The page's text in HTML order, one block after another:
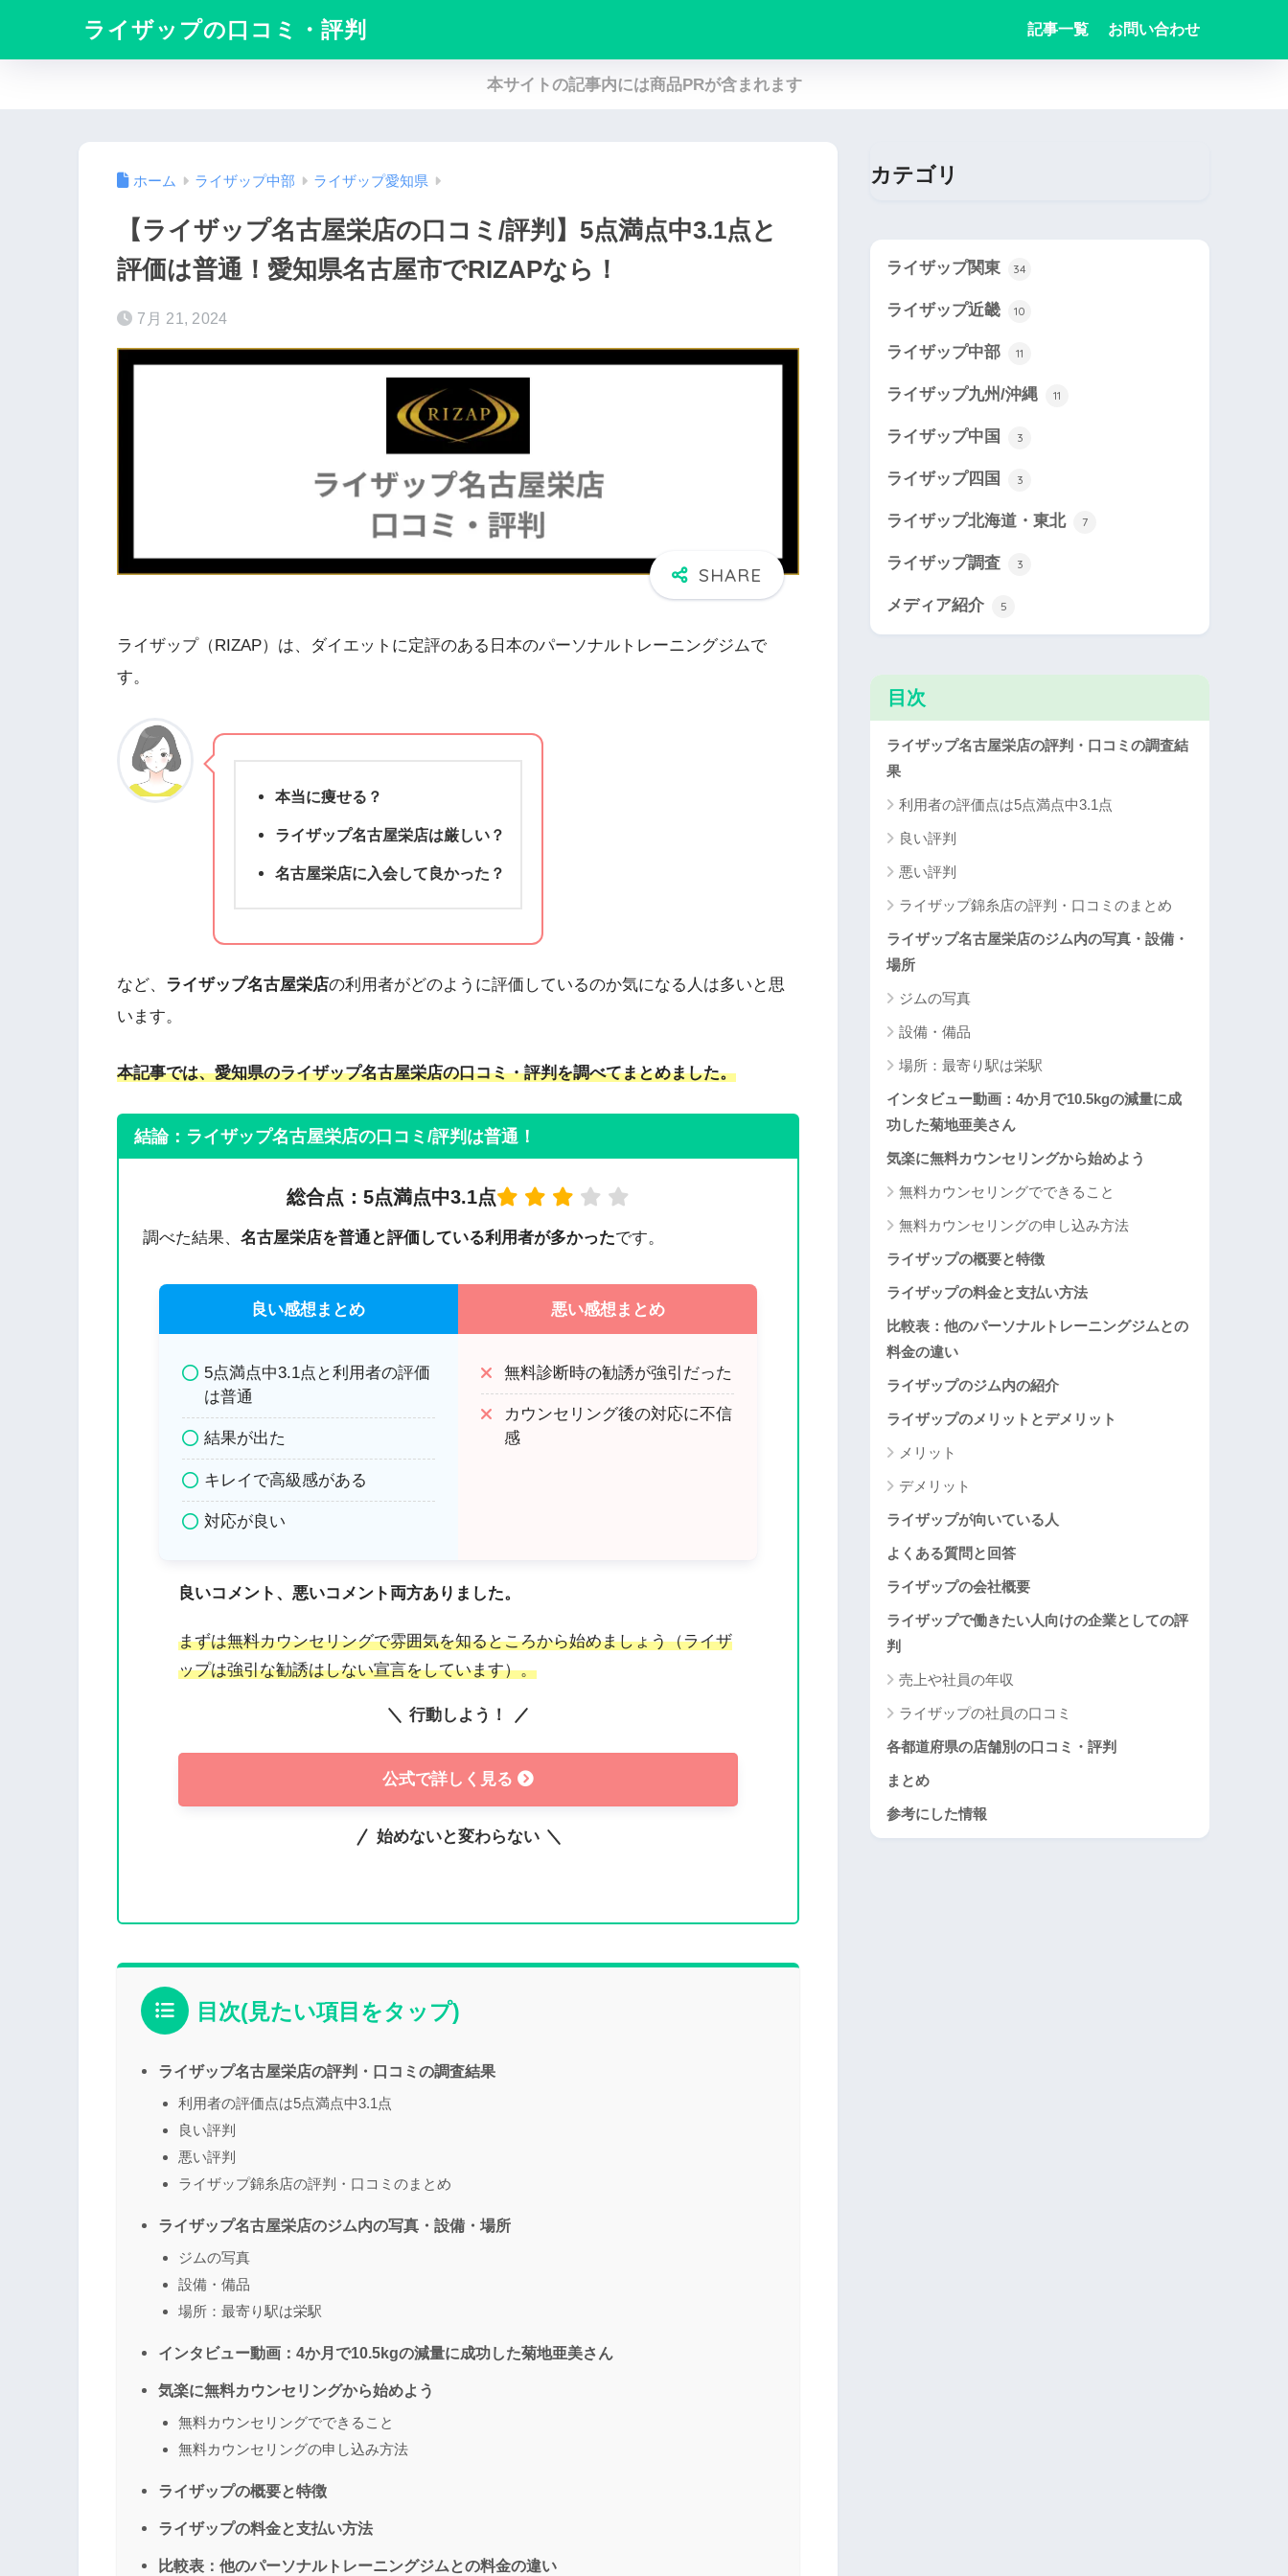
ライザップの口コミ・評判 記事一覧 お問い合わせ
本サイトの記事内には商品PRが含まれます
ホーム ライザップ中部 ライザップ愛知県
【ライザップ名古屋栄店の口コミ/評判】5点満点中3.1点と
評価は普通！愛知県名古屋市でRIZAPなら！
7月 21, 2024
ライザップ（RIZAP）は、ダイエットに定評のある日本のパーソナルトレーニングジムで
す。
本当に痩せる？
ライザップ名古屋栄店は厳しい？
名古屋栄店に入会して良かった？
など、 ライザップ名古屋栄店の利用者がどのように評価しているのか気になる人は多いと思
います。
本記事では、愛知県のライザップ名古屋栄店の口コミ・評判を調べてまとめました。
結論：ライザップ名古屋栄店の口コミ/評判は普通！
総合点：5点満点中3.1点
調べた結果、 名古屋栄店を普通と評価している利用者が多かったです。
良い感想まとめ
5点満点中3.1点と利用者の評価
は普通
結果が出た
キレイで高級感がある
対応が良い
悪い感想まとめ
無料診断時の勧誘が強引だった
カウンセリング後の対応に不信
感
良いコメント、悪いコメント両方ありました。
まずは無料カウンセリングで雰囲気を知るところから始めましょう（ライザ
ップは強引な勧誘はしない宣言をしています）。
行動しよう！
公式で詳しく見る
始めないと変わらない
目次(見たい項目をタップ)
ライザップ名古屋栄店の評判・口コミの調査結果
利用者の評価点は5点満点中3.1点
良い評判
悪い評判
ライザップ錦糸店の評判・口コミのまとめ
ライザップ名古屋栄店のジム内の写真・設備・場所
ジムの写真
設備・備品
場所：最寄り駅は栄駅
インタビュー動画：4か月で10.5kgの減量に成功した菊地亜美さん
気楽に無料カウンセリングから始めよう
無料カウンセリングでできること
無料カウンセリングの申し込み方法
ライザップの概要と特徴
ライザップの料金と支払い方法
比較表：他のパーソナルトレーニングジムとの料金の違い
カテゴリ
ライザップ関東 34
ライザップ近畿 10
ライザップ中部 11
ライザップ九州/沖縄 11
ライザップ中国 3
ライザップ四国 3
ライザップ北海道・東北 7
ライザップ調査 3
メディア紹介 5
目次
ライザップ名古屋栄店の評判・口コミの調査結
果
利用者の評価点は5点満点中3.1点
良い評判
悪い評判
ライザップ錦糸店の評判・口コミのまとめ
ライザップ名古屋栄店のジム内の写真・設備・
場所
ジムの写真
設備・備品
場所：最寄り駅は栄駅
インタビュー動画：4か月で10.5kgの減量に成
功した菊地亜美さん
気楽に無料カウンセリングから始めよう
無料カウンセリングでできること
無料カウンセリングの申し込み方法
ライザップの概要と特徴
ライザップの料金と支払い方法
比較表：他のパーソナルトレーニングジムとの
料金の違い
ライザップのジム内の紹介
ライザップのメリットとデメリット
メリット
デメリット
ライザップが向いている人
よくある質問と回答
ライザップの会社概要
ライザップで働きたい人向けの企業としての評
判
売上や社員の年収
ライザップの社員の口コミ
各都道府県の店舗別の口コミ・評判
まとめ
参考にした情報